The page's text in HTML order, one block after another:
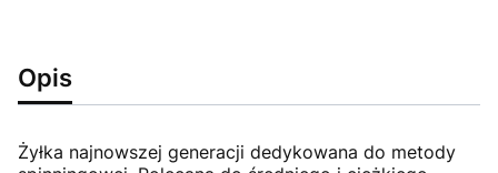
Opis
Żyłka najnowszej generacji dedykowana do metody